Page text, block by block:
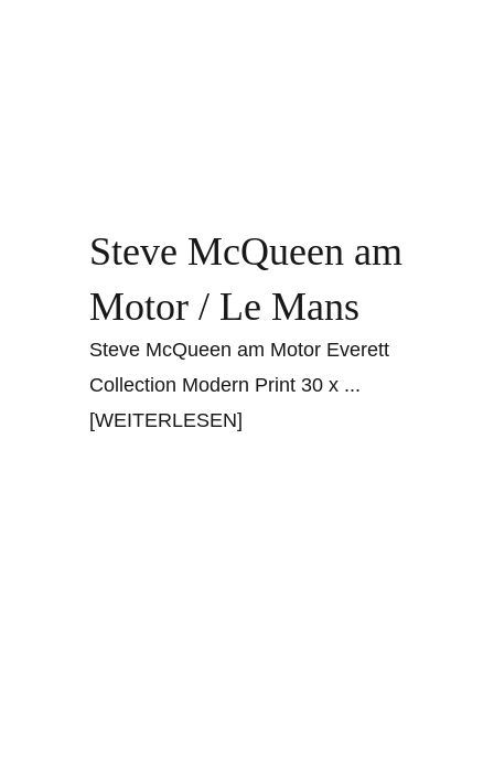
Steve McQueen am
Motor / Le Mans
Steve McQueen am Motor Everett
Collection Modern Print 30 x ...
[WEITERLESEN]